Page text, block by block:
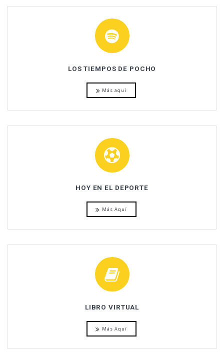
LOS TIEMPOS DE POCHO
Más aquí
HOY EN EL DEPORTE
Más Aquí
LIBRO VIRTUAL
Más Aquí